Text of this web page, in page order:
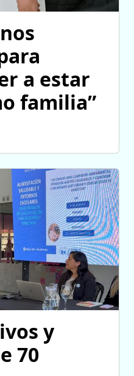
a estar
familia”
y
70